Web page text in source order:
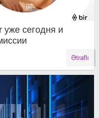
уже сегодня и
Ətraflı